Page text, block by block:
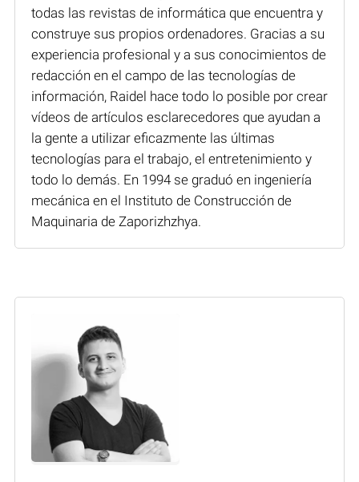
todas las revistas de informática que encuentra y
construye sus propios ordenadores. Gracias a su
experiencia profesional y a sus conocimientos de
redacción en el campo de las tecnologías de
información, Raidel hace todo lo posible por crear
vídeos de artículos esclarecedores que ayudan a
la gente a utilizar eficazmente las últimas
tecnologías para el trabajo, el entretenimiento y
todo lo demás. En 1994 se graduó en ingeniería
mecánica en el Instituto de Construcción de
Maquinaria de Zaporizhzhya.